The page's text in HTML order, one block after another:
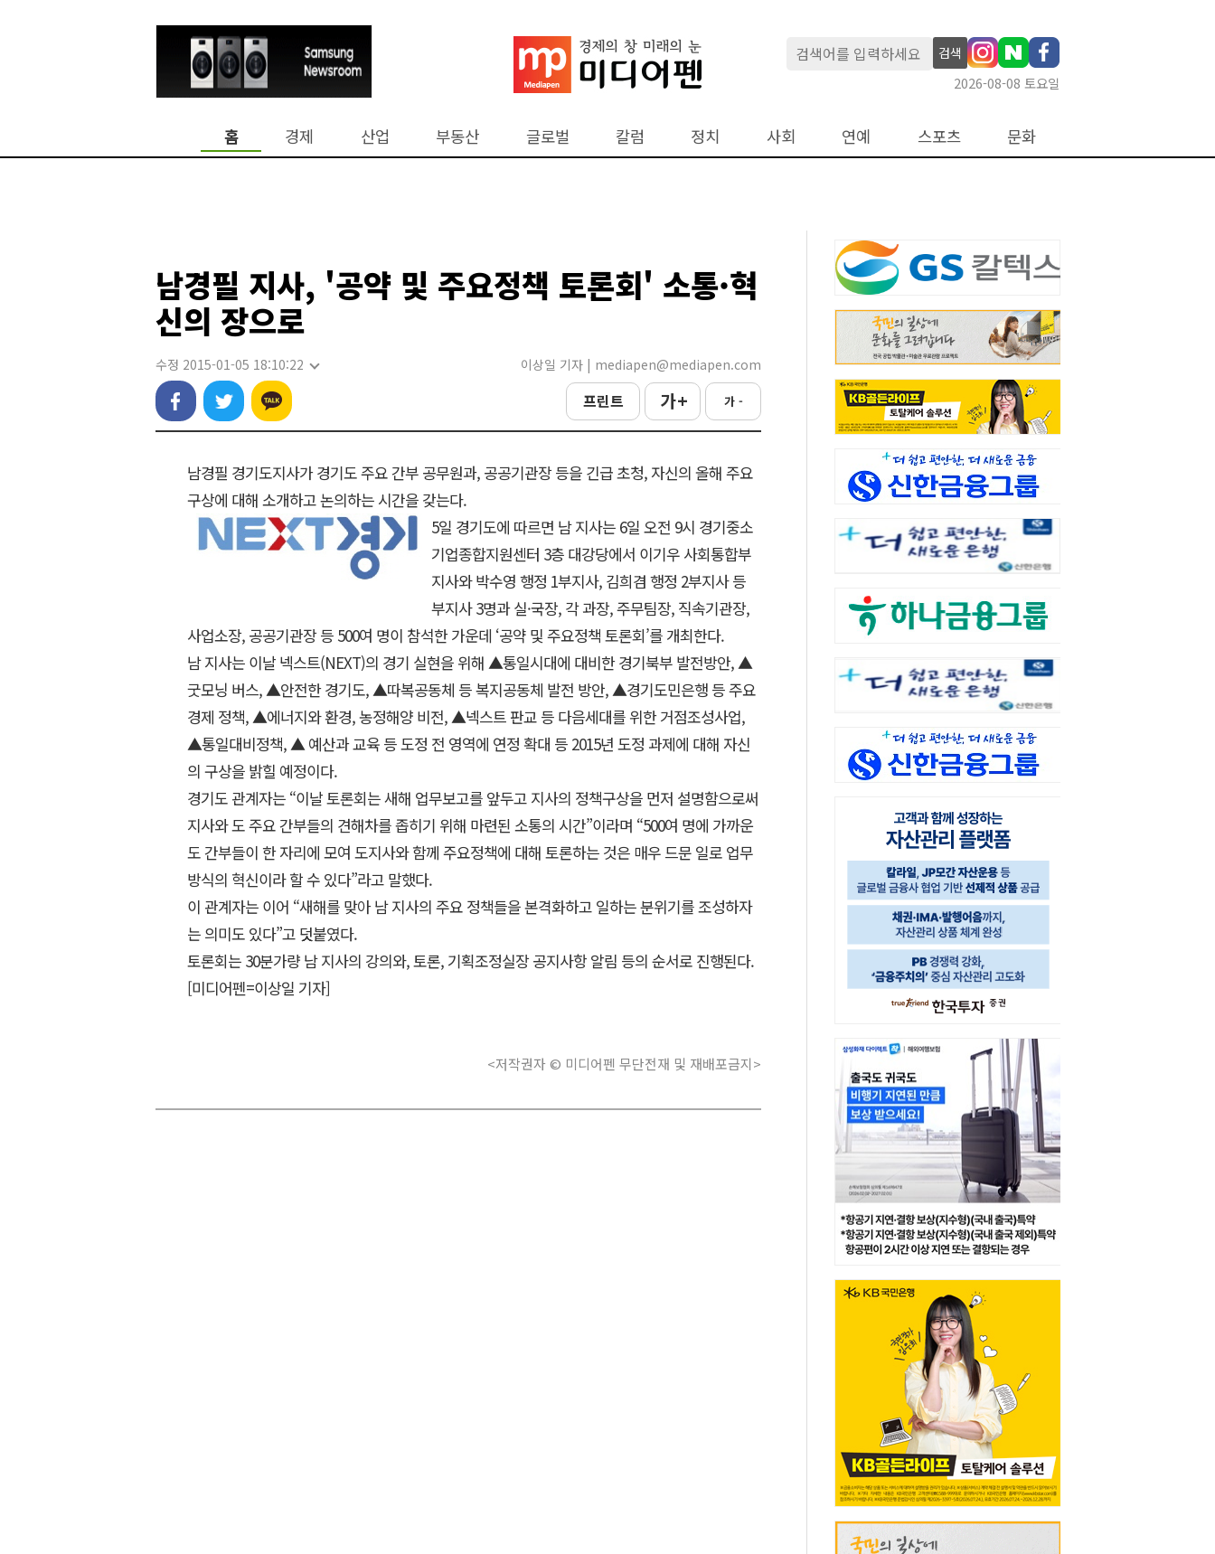
검색
2026-08-08 토요일
홈 경제 산업 부동산 글로벌 칼럼 정치 사회 연예 스포츠 문화
남경필 지사, '공약 및 주요정책 토론회' 소통·혁
신의 장으로
수정 2015-01-05 18:10:22 이상일 기자 | mediapen@mediapen.com
프린트 가 + 가 -
남경필 경기도지사가 경기도 주요 간부 공무원과, 공공기관장 등을 긴급 초청, 자신의 올해 주요
구상에 대해 소개하고 논의하는 시간을 갖는다.
5일 경기도에 따르면 남 지사는 6일 오전 9시 경기중소
기업종합지원센터 3층 대강당에서 이기우 사회통합부
지사와 박수영 행정 1부지사, 김희겸 행정 2부지사 등
부지사 3명과 실·국장, 각 과장, 주무팀장, 직속기관장,
사업소장, 공공기관장 등 500여 명이 참석한 가운데 ‘공약 및 주요정책 토론회’를 개최한다.
남 지사는 이날 넥스트(NEXT)의 경기 실현을 위해 ▲통일시대에 대비한 경기북부 발전방안, ▲
굿모닝 버스, ▲안전한 경기도, ▲따복공동체 등 복지공동체 발전 방안, ▲경기도민은행 등 주요
경제 정책, ▲에너지와 환경, 농정해양 비전, ▲넥스트 판교 등 다음세대를 위한 거점조성사업,
▲통일대비정책, ▲ 예산과 교육 등 도정 전 영역에 연정 확대 등 2015년 도정 과제에 대해 자신
의 구상을 밝힐 예정이다.
경기도 관계자는 “이날 토론회는 새해 업무보고를 앞두고 지사의 정책구상을 먼저 설명함으로써
지사와 도 주요 간부들의 견해차를 좁히기 위해 마련된 소통의 시간”이라며 “500여 명에 가까운
도 간부들이 한 자리에 모여 도지사와 함께 주요정책에 대해 토론하는 것은 매우 드문 일로 업무
방식의 혁신이라 할 수 있다”라고 말했다.
이 관계자는 이어 “새해를 맞아 남 지사의 주요 정책들을 본격화하고 일하는 분위기를 조성하자
는 의미도 있다”고 덧붙였다.
토론회는 30분가량 남 지사의 강의와, 토론, 기획조정실장 공지사항 알림 등의 순서로 진행된다.
[미디어펜=이상일 기자]
<저작권자 © 미디어펜 무단전재 및 재배포금지>